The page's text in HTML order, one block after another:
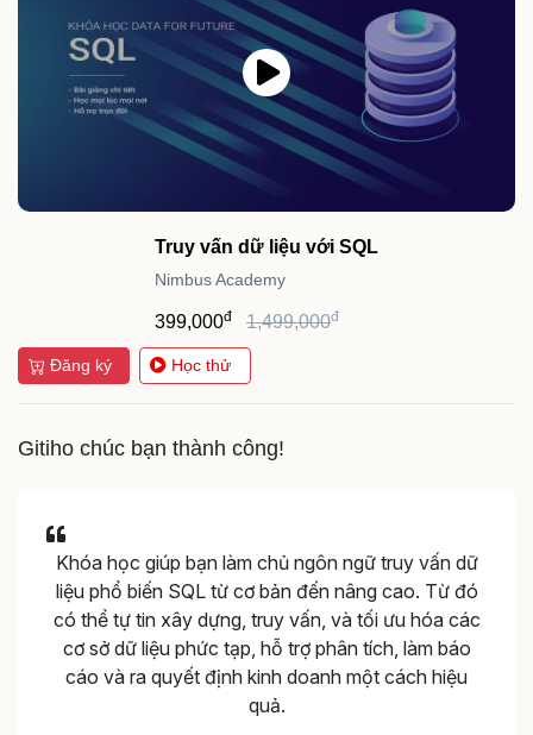
Truy vấn dữ liệu với SQL
Nimbus Academy
399,000đ 1,499,000đ
Đăng ký Học thử
Gitiho chúc bạn thành công!
Khóa học giúp bạn làm chủ ngôn ngữ truy vấn dữ
liệu phổ biến SQL từ cơ bản đến nâng cao. Từ đó
có thể tự tin xây dựng, truy vấn, và tối ưu hóa các
cơ sở dữ liệu phức tạp, hỗ trợ phân tích, làm báo
cáo và ra quyết định kinh doanh một cách hiệu
quả.